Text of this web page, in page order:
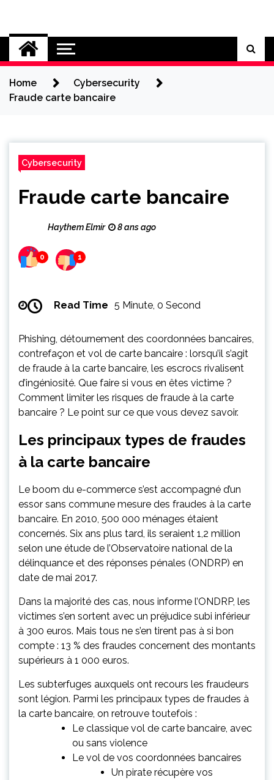
content
Cybersecurity News
Home
Cybersecurity
Fraude carte bancaire
Cybersecurity
Fraude carte bancaire
Haythem Elmir 8 ans ago
0 1
Read Time 5 Minute, 0 Second
Phishing, détournement des coordonnées bancaires,
contrefaçon et vol de carte bancaire : lorsqu’il s’agit
de fraude à la carte bancaire, les escrocs rivalisent
d’ingéniosité. Que faire si vous en êtes victime ?
Comment limiter les risques de fraude à la carte
bancaire ? Le point sur ce que vous devez savoir.
Les principaux types de fraudes
à la carte bancaire
Le boom du e-commerce s’est accompagné d’un
essor sans commune mesure des fraudes à la carte
bancaire. En 2010, 500 000 ménages étaient
concernés. Six ans plus tard, ils seraient 1,2 million
selon une étude de l’Observatoire national de la
délinquance et des réponses pénales (ONDRP) en
date de mai 2017.
Dans la majorité des cas, nous informe l’ONDRP, les
victimes s’en sortent avec un préjudice subi inférieur
à 300 euros. Mais tous ne s’en tirent pas à si bon
compte : 13 % des fraudes concernent des montants
supérieurs à 1 000 euros.
Les subterfuges auxquels ont recours les fraudeurs
sont légion. Parmi les principaux types de fraudes à
la carte bancaire, on retrouve toutefois :
Le classique vol de carte bancaire, avec
ou sans violence
Le vol de vos coordonnées bancaires
Un pirate récupère vos